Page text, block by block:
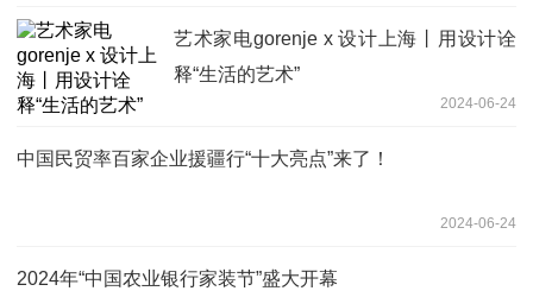
艺术家电gorenje x 设计上海丨用设计诠
释“生活的艺术”
2024-06-24
中国民贸率百家企业援疆行“十大亮点”来了！
2024-06-24
2024年“中国农业银行家装节”盛大开幕